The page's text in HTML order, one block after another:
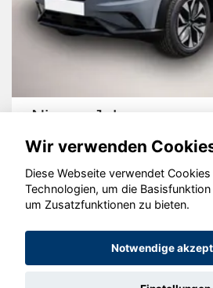
Nissan Juke
© konjunkturmotor.de
Wir verwenden
Diese Webseite verwendet
Technologien, um die
um Zusatzfunktionen zu bieten.
Notwendige